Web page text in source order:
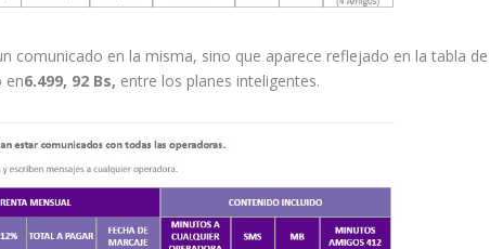
comunicado en la misma, sino que aparece reflejado en la tabla de
en6.499, 92 Bs, entre los planes inteligentes.